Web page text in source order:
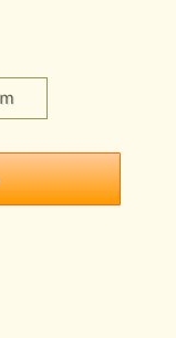
白系のラインを重
く見え、落ち着い
によく伸びます。
。
ット生地 グレ